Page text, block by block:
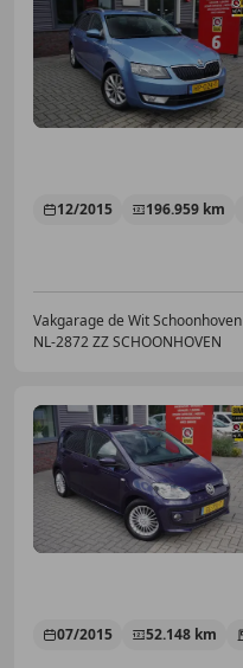
12/2015 196.959 km
Vakgarage de Wit Schoonhoven
NL-2872 ZZ SCHOONHOVEN
07/2015 52.148 km